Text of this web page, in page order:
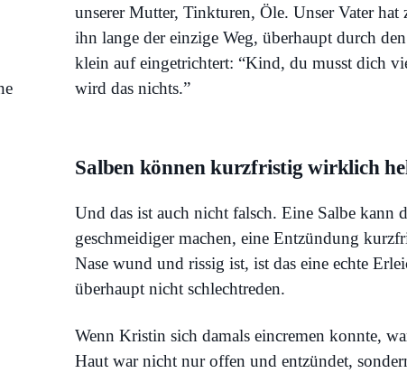
unserer Mutter, Tinkturen, Öle. Unser Vater
ihn lange der einzige Weg, überhaupt durch
klein auf eingetrichtert: “Kind, du musst dich
wird das nichts.”
Salben können kurzfristig wirklich
Und das ist auch nicht falsch. Eine Salbe kann
geschmeidiger machen, eine Entzündung
Nase wund und rissig ist, ist das eine echte
überhaupt nicht schlechtreden.
Wenn Kristin sich damals eincremen konnte,
Haut war nicht nur offen und entzündet,